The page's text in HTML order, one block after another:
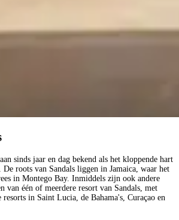
sinds jaar en dag bekend als het kloppende hart
roots van Sandals liggen in Jamaica, waar het
in Montego Bay. Inmiddels zijn ook andere
van één of meerdere resort van Sandals, met
in Saint Lucia, de Bahama's, Curaçao en